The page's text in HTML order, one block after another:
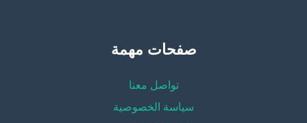
صفحات مهمة
تواصل معنا
سياسة الخصوصية